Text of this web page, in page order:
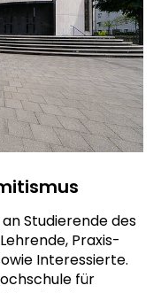
Studierende des
Praxis-
Interessierte.
für